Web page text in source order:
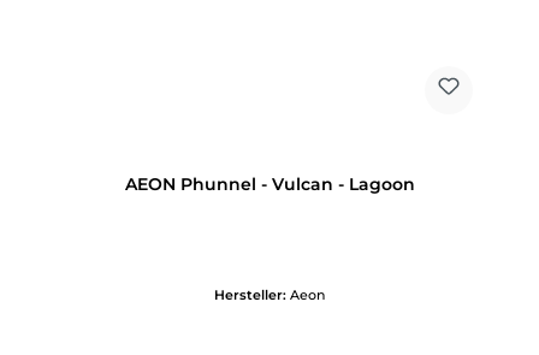
AEON Phunnel - Vulcan - Lagoon
Hersteller: Aeon